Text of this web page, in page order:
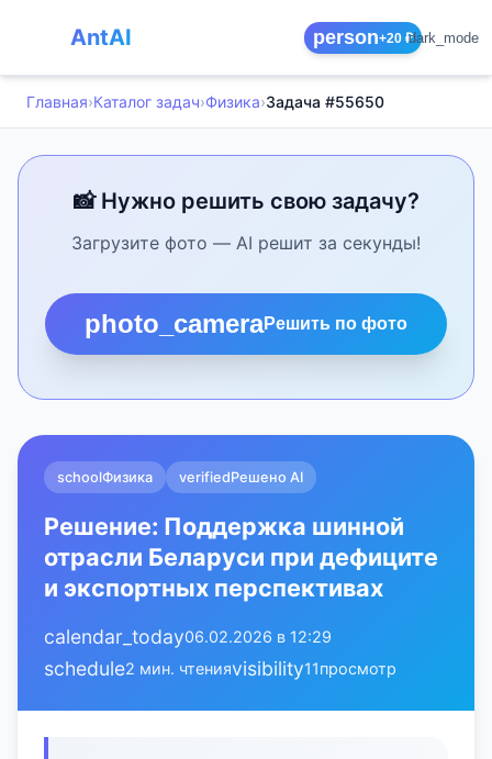
AntAI person+20 ₽dark_mode
Главная›Каталог задач›Физика›Задача #55650
📸 Нужно решить свою задачу?
Загрузите фото — AI решит за секунды!
photo_cameraРешить по фото
schoolФизика verifiedРешено AI
Решение: Поддержка шинной
отрасли Беларуси при дефиците
и экспортных перспективах
calendar_today06.02.2026 в 12:29
schedule2 мин. чтенияvisibility11просмотр